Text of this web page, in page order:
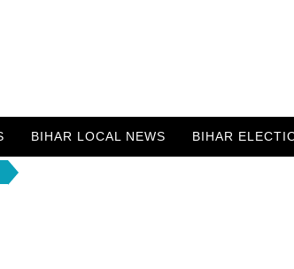
BIHAR LOCAL NEWS BIHAR